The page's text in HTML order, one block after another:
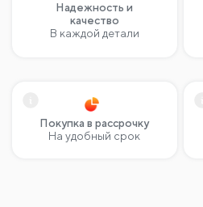
Надежность и
качество
В каждой детали
Покупка в рассрочку
На удобный срок